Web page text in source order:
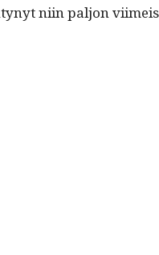
niin paljon